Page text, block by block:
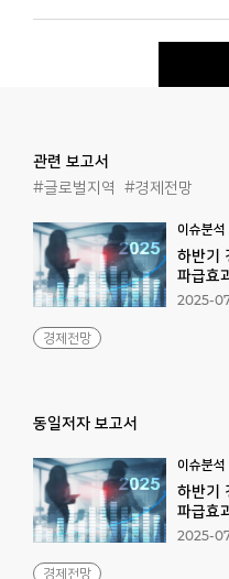
관련 보고서
#글로벌지역 #경제전망
이슈분석
하반기
파급효
경제전망
2025-
동일저자 보고서
이슈분석
하반기
파급효
경제전망
2025-